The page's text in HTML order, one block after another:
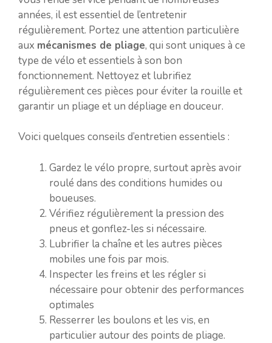
années, il est essentiel de l’entretenir
régulièrement. Portez une attention particulière
aux mécanismes de pliage, qui sont uniques à ce
type de vélo et essentiels à son bon
fonctionnement. Nettoyez et lubrifiez
régulièrement ces pièces pour éviter la rouille et
garantir un pliage et un dépliage en douceur.
Voici quelques conseils d’entretien essentiels :
Gardez le vélo propre, surtout après avoir
roulé dans des conditions humides ou
boueuses.
Vérifiez régulièrement la pression des
pneus et gonflez-les si nécessaire.
Lubrifier la chaîne et les autres pièces
mobiles une fois par mois.
Inspecter les freins et les régler si
nécessaire pour obtenir des performances
optimales
Resserrer les boulons et les vis, en
particulier autour des points de pliage.